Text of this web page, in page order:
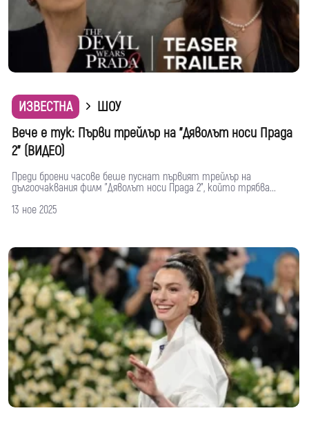
ИЗВЕСТНА
ШОУ
Вече е тук: Първи трейлър на "Дяволът носи Прада
2" (ВИДЕО)
Преди броени часове беше пуснат първият трейлър на
дългоочаквания филм "Дяволът носи Прада 2", който трябва...
13 ное 2025